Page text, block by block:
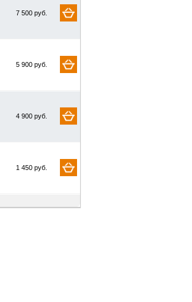
7 500 руб.
5 900 руб.
4 900 руб.
1 450 руб.